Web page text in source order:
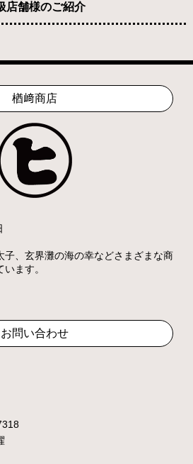
店舗様のご紹介
楢﨑商店
子、玄界灘の海の幸などさまざまな商
ます。
お問い合わせ